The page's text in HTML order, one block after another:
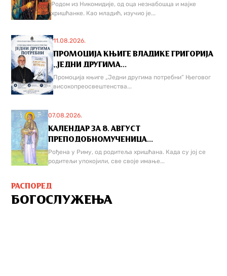
Родом из Никомидије, од оца незнабошца и мајке
хришћанке. Као младић, изучио је...
11.08.2026.
ПРОМОЦИЈА КЊИГЕ ВЛАДИКЕ ГРИГОРИЈА
,,ЈЕДНИ ДРУГИМА...
Промоција књиге „Једни другима потребни“ Његовог
високопреосвештенства...
07.08.2026.
КАЛЕНДАР ЗА 8. АВГУСТ
ПРЕПОДОБНОМУЧЕНИЦА...
Рођена у Риму, од родитеља хришћана. Када су јој се
родитељи упокојили, све своје имање...
РАСПОРЕД
БОГОСЛУЖЕЊА